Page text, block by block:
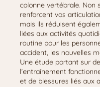
colonne vertébrale. Non
renforcent vos
mais ils réduisent
liées aux activités
routine pour les
accident, les nouvelles
Une étude portant sur
l’entraînement
et de blessures liés aux